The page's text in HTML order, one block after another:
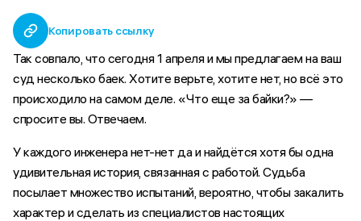
Копировать ссылку
Так совпало, что сегодня 1 апреля и мы предлагаем на ваш
суд несколько баек. Хотите верьте, хотите нет, но всё это
происходило на самом деле. «Что еще за байки?» —
спросите вы. Отвечаем.
У каждого инженера нет-нет да и найдётся хотя бы одна
удивительная история, связанная с работой. Судьба
посылает множество испытаний, вероятно, чтобы закалить
характер и сделать из специалистов настоящих